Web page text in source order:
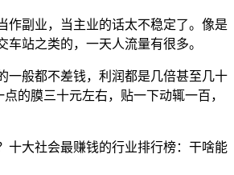
作副业，当主业的话太不稳定了。像是
车站之类的，一天人流量有很多。
一般都不差钱，利润都是几倍甚至几十
的膜三十元左右，贴一下动辄一百，
十大社会最赚钱的行业排行榜：干啥能